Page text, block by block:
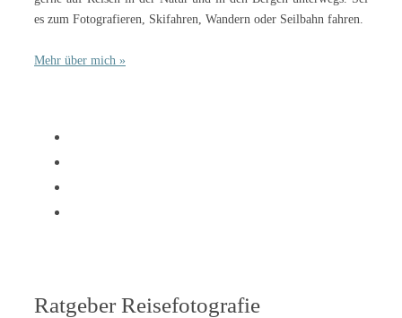
es zum Fotografieren, Skifahren, Wandern oder Seilbahn fahren.
Mehr über mich »
Ratgeber Reisefotografie